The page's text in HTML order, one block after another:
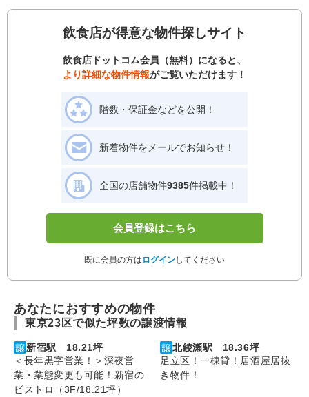
飲食店が得意な物件探しサイト
飲食店ドットコム会員（無料）になると、
より詳細な物件情報がご覧いただけます！
階数・保証金などを公開！
新着物件をメールでお知らせ！
全国の店舗物件9385件掲載中！
会員登録はこちら
既に会員の方は ログインしてください
あなたにおすすめの物件
東京23区で似た坪数の譲渡情報
新宿駅 18.21坪
＜長年黒字営業！＞深夜営
業・業態変更も可能！新宿の
ビストロ（3F/18.21坪）
北綾瀬駅 18.36坪
足立区！一棟貸！居酒屋居抜
き物件！